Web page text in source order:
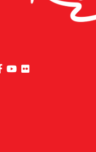
Visitez la page
Visitez la page
Visitez la page